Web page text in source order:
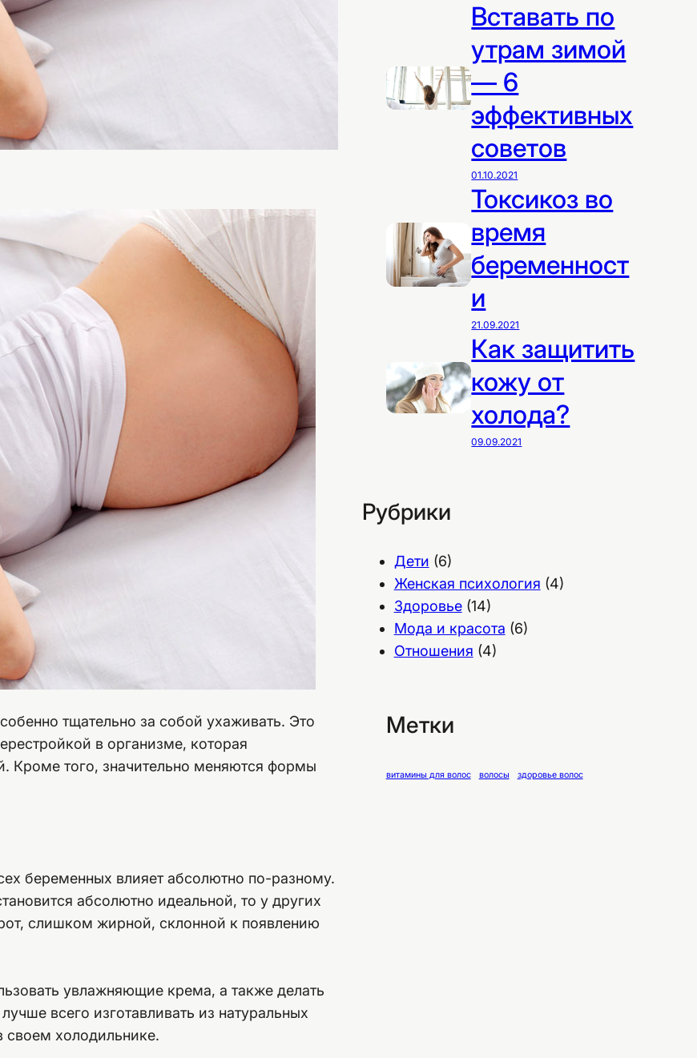
тщательно за собой ухаживать. Это
в организме, которая
Кроме того, значительно меняются формы
беременных влияет абсолютно по-разному.
абсолютно идеальной, то у других
слишком жирной, склонной к появлению
увлажняющие крема, а также делать
всего изготавливать из натуральных
своем холодильнике.
Вставать по
утрам зимой
— 6
эффективных
советов
01.10.2021
Токсикоз во
время
беременност
и
21.09.2021
Как защитить
кожу от
холода?
09.09.2021
Рубрики
Дети (6)
Женская психология (4)
Здоровье(14)
Мода и красота (6)
Отношения (4)
Метки
витамины для волос волосы здоровье волос